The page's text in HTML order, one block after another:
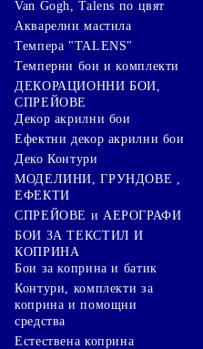
Van Gogh, Talens по цвят
Акварелни мастила
Темпера "TALENS"
Темперни бои и комплекти
ДЕКОРАЦИОННИ БОИ,
СПРЕЙОВЕ
Декор акрилни бои
Ефектни декор акрилни бои
Деко Контури
МОДЕЛИНИ, ГРУНДОВЕ ,
ЕФЕКТИ
СПРЕЙОВЕ и АЕРОГРАФИ
БОИ ЗА ТЕКСТИЛ И
КОПРИНА
Бои за коприна и батик
Контури, комплекти за
коприна и помощни
средства
Естествена коприна